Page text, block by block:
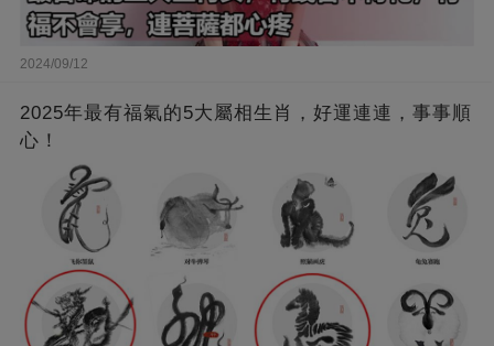
2024/09/12
2025年最有福氣的5大屬相生肖，好運連連，事事順
心！